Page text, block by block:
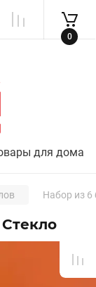
для дома
0
Набор из 6